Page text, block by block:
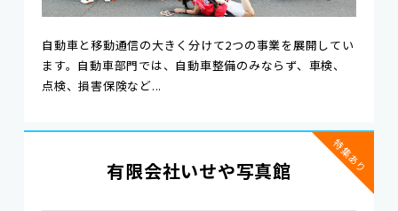
自動車と移動通信の大きく分けて2つの事業を展開してい
ます。自動車部門では、自動車整備のみならず、車検、
点検、損害保険など...
有限会社いせや写真館 特集あり